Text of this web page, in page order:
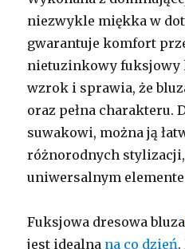
niezwykle miękka w
gwarantuje komfort
nietuzinkowy fuksjowy
wzrok i sprawia, że
oraz pełna charakteru.
suwakowi, można ją
różnorodnych
uniwersalnym
Fuksjowa dresowa bluza
jest idealna na co dzień.